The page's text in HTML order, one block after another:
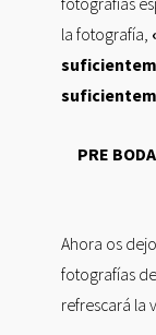
la fotografía,
PRE
Ahora os
fotografías
refrescará la